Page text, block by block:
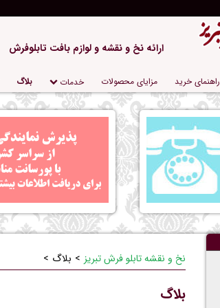
ارائه نخ و نقشه و لوازم بافت تابلوفرش
راهنمای خرید مزایای محصولات خدمات بلاگ
نخ و نقشه تابلو فرش تبریز بلاگ
بلاگ